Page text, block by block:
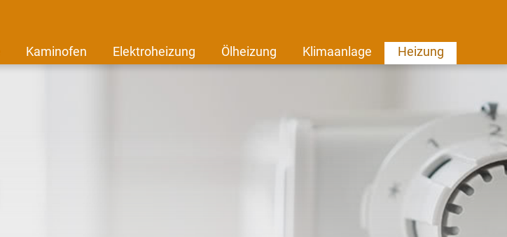
Kaminofen Elektroheizung Ölheizung Klimaanlage Heizung